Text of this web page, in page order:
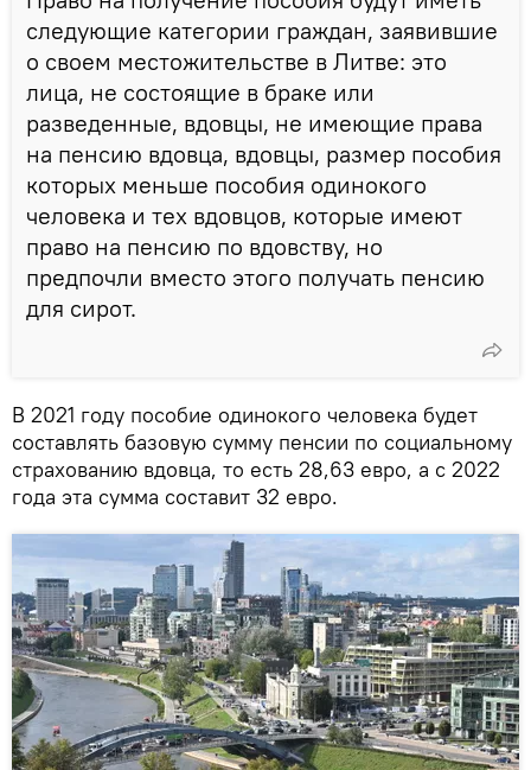
следующие категории граждан, заявившие
о своем местожительстве в Литве: это
лица, не состоящие в браке или
разведенные, вдовцы, не имеющие права
на пенсию вдовца, вдовцы, размер пособия
которых меньше пособия одинокого
человека и тех вдовцов, которые имеют
право на пенсию по вдовству, но
предпочли вместо этого получать пенсию
для сирот.
В 2021 году пособие одинокого человека будет
составлять базовую сумму пенсии по социальному
страхованию вдовца, то есть 28,63 евро, а с 2022
года эта сумма составит 32 евро.